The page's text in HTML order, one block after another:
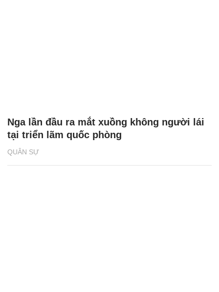
QUÂN SỰ
Nga lần đầu ra mắt xuồng không người lái
tại triển lãm quốc phòng